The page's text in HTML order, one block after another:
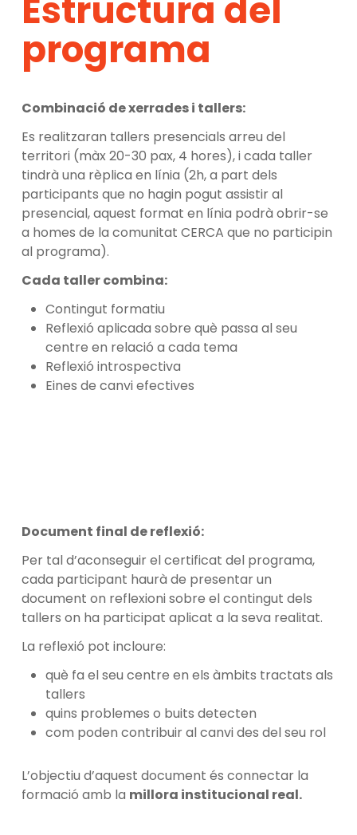
sistema CERCA; excepcionalment podran
participar altres homes del sistema de
recerca català, si quedessin places
disponibles.
Hi poden participar dones?
programa està orientat a homes.
Cal preparar alguna cosa abans de
començar?
Es recomana revisar el pla d’igualtat, el
protocol d’assetjament i altres polítiques de
gènere del centre.
sessions en línia (2h), amb contingut formatiu,
reflexió aplicada i eines pràctiques. Cada taller
es farà dues vegades: primer en format
presencial (4h), i al cap de pocs dies en
Es poden fer només les sessions en línia?
Sí. Les sessions en línia poden seguir-se de
manera independent i, en alguns casos,
s’obren a més participants.
És obligatori assistir a totes les activitats?
No, cada taller és independent, però es
recomana assistir a tots els tallers per obtenir
una visió completa del programa.
S’ofereix algun certificat?
Sí, d’assistència i aprofitament. Per obtenir el
certificat complet cal presentar un document
final de reflexió sobre el que s’ha après al
taller. Si el que necessites és un certificat
justificant la teva assistència només, també
l’assistència.
Com es fa la inscripció?
A través dels enllaços específics per a cada
activitat disponibles als canals del programa.
Cal que t’inscriguis a cadascuna de les
Estructura del
programa
Combinació de xerrades i tallers:
Es realitzaran tallers presencials arreu del
territori (màx 20-30 pax, 4 hores), i cada taller
tindrà una rèplica en línia (2h, a part dels
participants que no hagin pogut assistir al
presencial, aquest format en línia podrà obrir-se
a homes de la comunitat CERCA que no participin
al programa).
Cada taller combina:
Contingut formatiu
Reflexió aplicada sobre què passa al seu
centre en relació a cada tema
Reflexió introspectiva
Eines de canvi efectives
Document final de reflexió:
Per tal d’aconseguir el certificat del programa,
cada participant haurà de presentar un
document on reflexioni sobre el contingut dels
tallers on ha participat aplicat a la seva realitat.
La reflexió pot incloure:
què fa el seu centre en els àmbits tractats als
tallers
quins problemes o buits detecten
com poden contribuir al canvi des del seu rol
L’objectiu d’aquest document és connectar la
formació amb la millora institucional real.